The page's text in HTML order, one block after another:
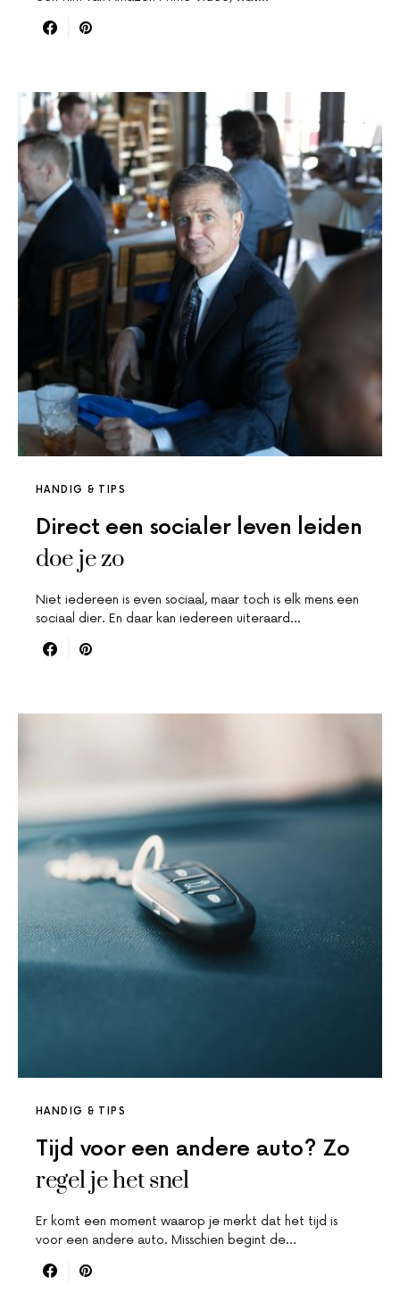
HANDIG & TIPS
Direct een socialer leven leiden
doe je zo
Niet iedereen is even sociaal, maar toch is elk mens een
sociaal dier. En daar kan iedereen uiteraard…
HANDIG & TIPS
Tijd voor een andere auto? Zo
regel je het snel
Er komt een moment waarop je merkt dat het tijd is
voor een andere auto. Misschien begint de…